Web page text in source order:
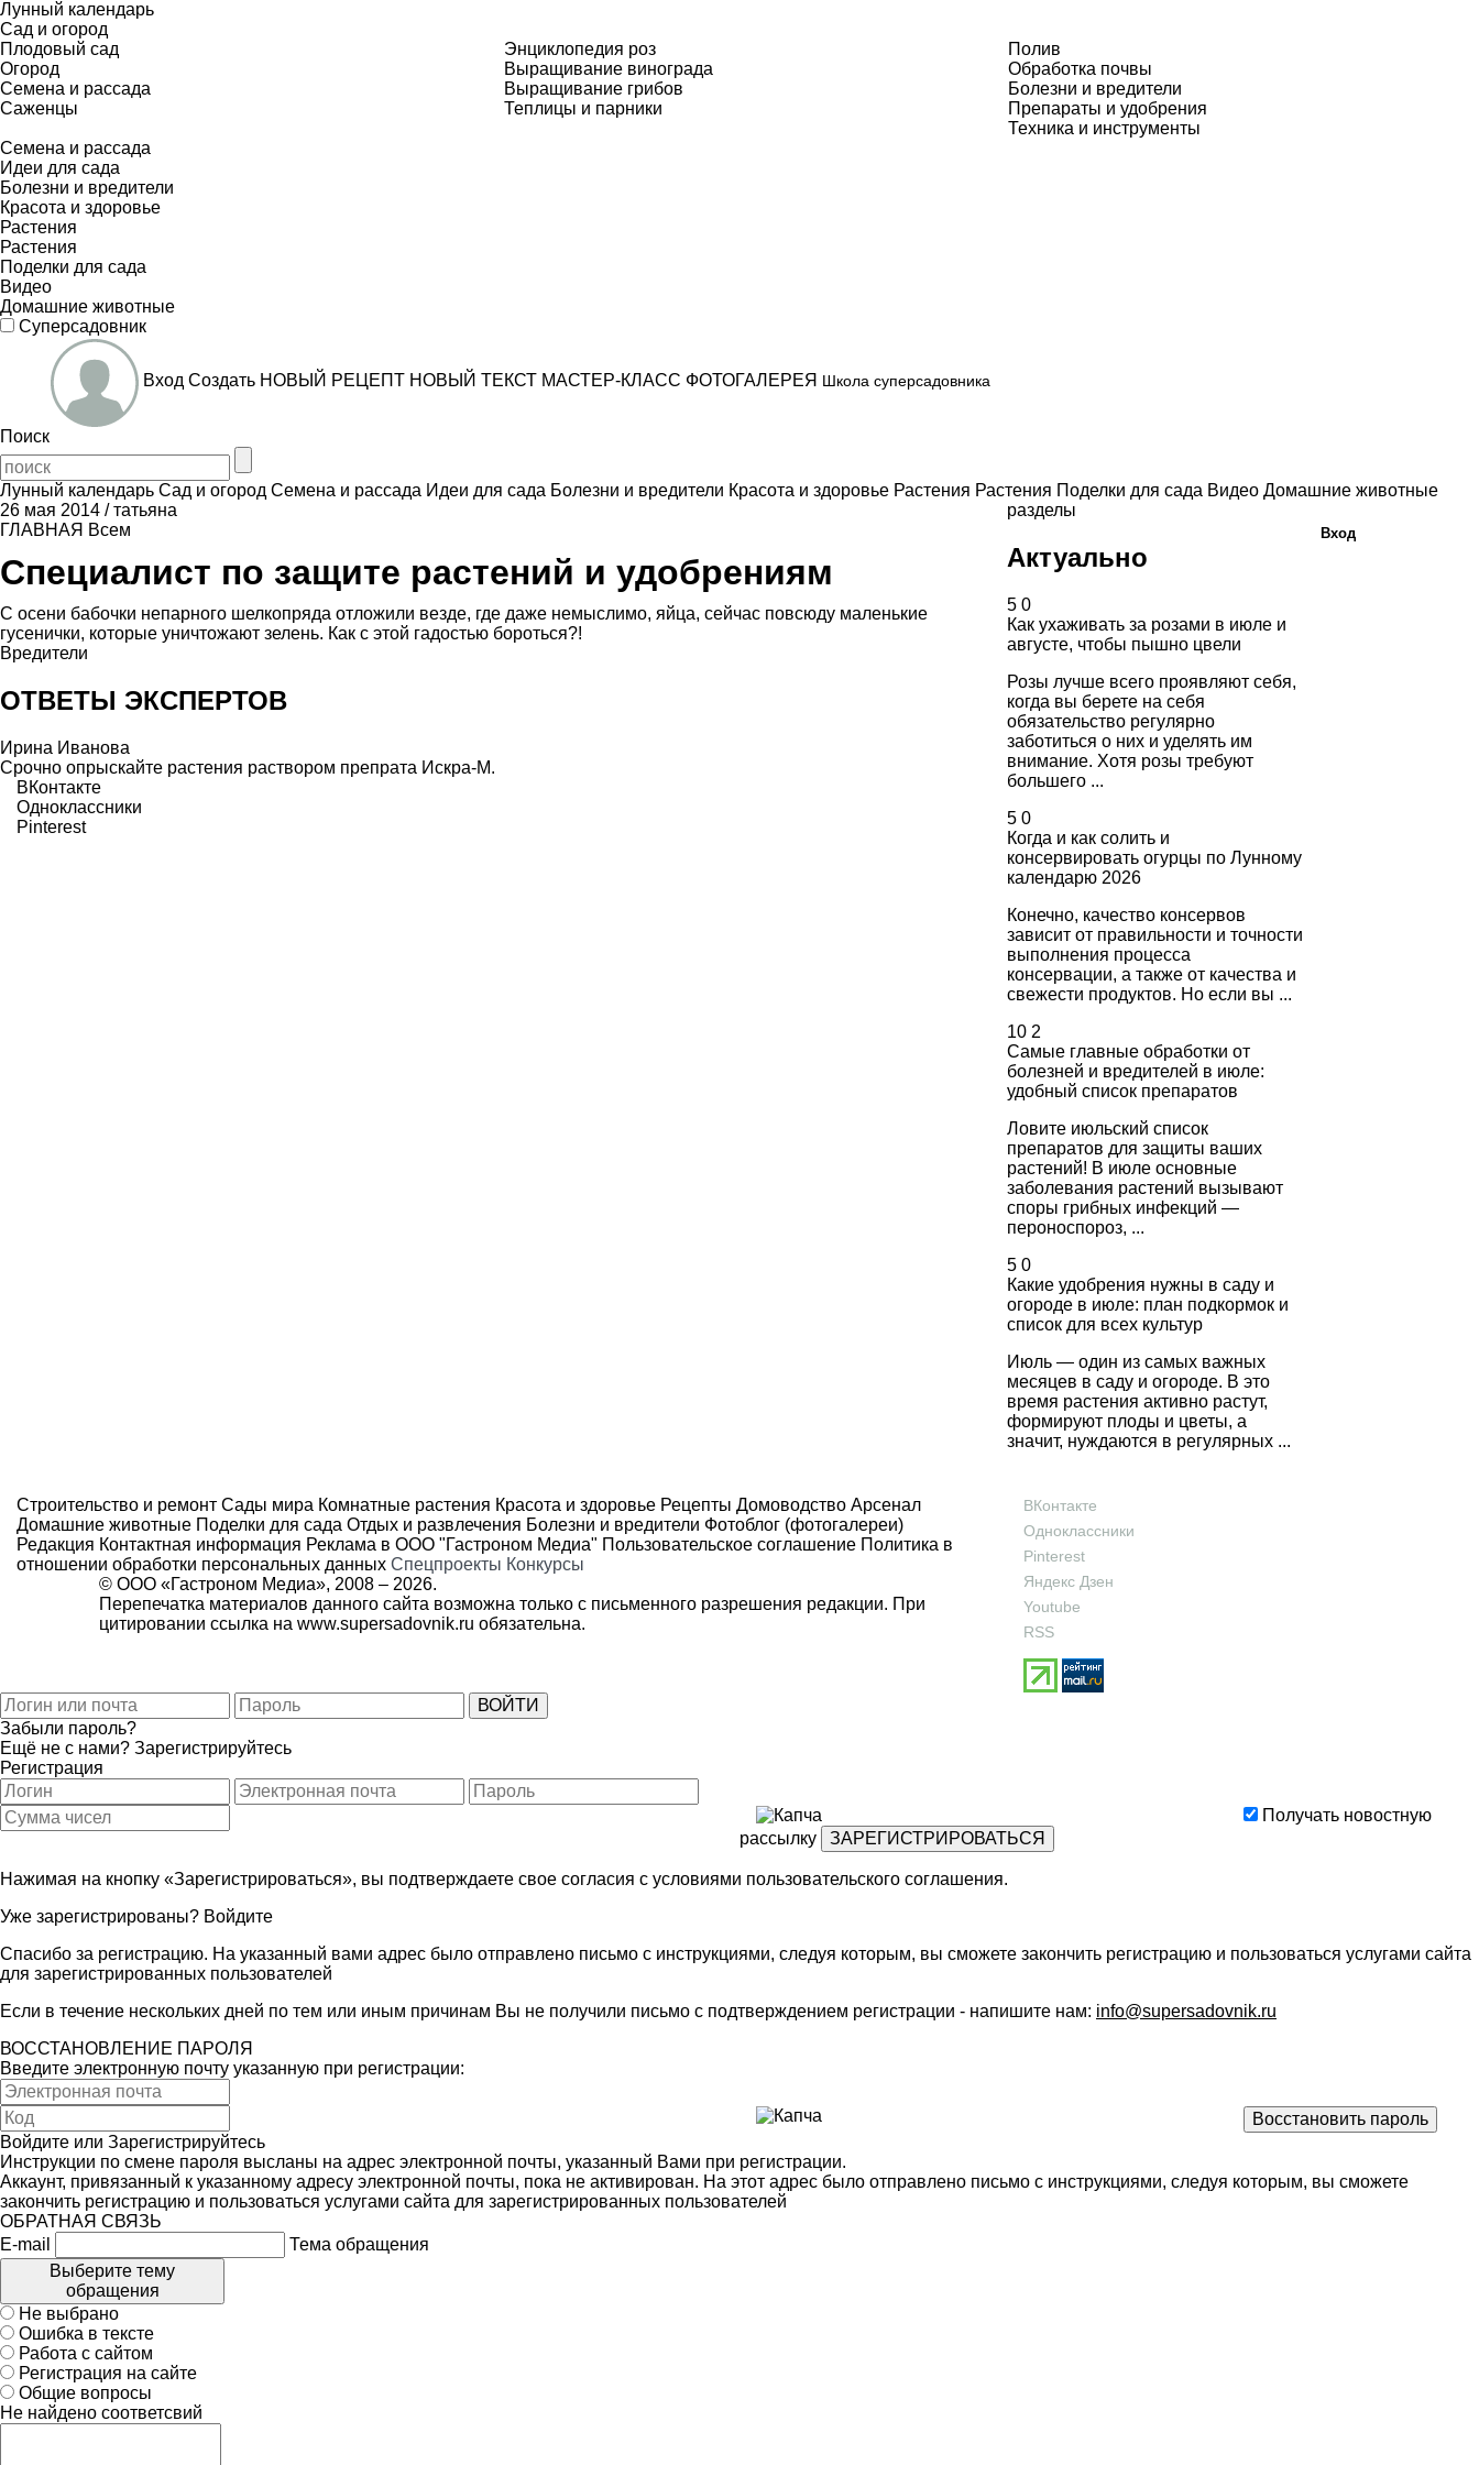
Лунный календарь
Сад и огород
Плодовый сад
Огород
Семена и рассада
Саженцы
Энциклопедия роз
Выращивание винограда
Выращивание грибов
Теплицы и парники
Полив
Обработка почвы
Болезни и вредители
Препараты и удобрения
Техника и инструменты
Семена и рассада
Идеи для сада
Болезни и вредители
Красота и здоровье
Растения
Растения
Поделки для сада
Видео
Домашние животные
Суперсадовник
Вход Создать НОВЫЙ РЕЦЕПТ НОВЫЙ ТЕКСТ МАСТЕР-КЛАСС ФОТОГАЛЕРЕЯ Школа суперсадовника
Поиск
Лунный календарь Сад и огород Семена и рассада Идеи для сада Болезни и вредители Красота и здоровье Растения Растения Поделки для сада Видео Домашние животные
26 мая 2014 /татьяна
ГЛАВНАЯ Всем
Специалист по защите растений и удобрениям
С осени бабочки непарного шелкопряда отложили везде, где даже немыслимо, яйца, сейчас повсюду маленькие
гусенички, которые уничтожают зелень. Как с этой гадостью бороться?!
Вредители
ОТВЕТЫ ЭКСПЕРТОВ
Ирина Иванова
Срочно опрыскайте растения раствором препрата Искра-М.
ВКонтакте
Одноклассники
Pinterest
разделы
Актуально
5 0
Как ухаживать за розами в июле и
августе, чтобы пышно цвели
Розы лучше всего проявляют себя,
когда вы берете на себя
обязательство регулярно
заботиться о них и уделять им
внимание. Хотя розы требуют
большего ...
5 0
Когда и как солить и
консервировать огурцы по Лунному
календарю 2026
Конечно, качество консервов
зависит от правильности и точности
выполнения процесса
консервации, а также от качества и
свежести продуктов. Но если вы ...
10 2
Самые главные обработки от
болезней и вредителей в июле:
удобный список препаратов
Ловите июльский список
препаратов для защиты ваших
растений! В июле основные
заболевания растений вызывают
споры грибных инфекций —
пероноспороз, ...
5 0
Какие удобрения нужны в саду и
огороде в июле: план подкормок и
список для всех культур
Июль — один из самых важных
месяцев в саду и огороде. В это
время растения активно растут,
формируют плоды и цветы, а
значит, нуждаются в регулярных ...
Строительство и ремонт Сады мира Комнатные растения Красота и здоровье Рецепты Домоводство Арсенал
Домашние животные Поделки для сада Отдых и развлечения Болезни и вредители Фотоблог (фотогалереи)
Редакция Контактная информация Реклама в ООО "Гастроном Медиа" Пользовательское соглашение Политика в
отношении обработки персональных данных Спецпроекты Конкурсы
© ООО «Гастроном Медиа», 2008 – 2026.
Перепечатка материалов данного сайта возможна только с письменного разрешения редакции. При
цитировании ссылка на www.supersadovnik.ru обязательна.
ВКонтакте
Одноклассники
Pinterest
Яндекс Дзен
Youtube
RSS
Вход
Забыли пароль?
Ещё не с нами? Зарегистрируйтесь
Регистрация
Получать новостную
рассылку
Нажимая на кнопку «Зарегистрироваться», вы подтверждаете свое согласия с условиями пользовательского соглашения.
Уже зарегистрированы? Войдите
Спасибо за регистрацию. На указанный вами адрес было отправлено письмо с инструкциями, следуя которым, вы сможете закончить регистрацию и пользоваться услугами сайта
для зарегистрированных пользователей
Если в течение нескольких дней по тем или иным причинам Вы не получили письмо с подтверждением регистрации - напишите нам: info@supersadovnik.ru
ВОССТАНОВЛЕНИЕ ПАРОЛЯ
Введите электронную почту указанную при регистрации:
Войдите или Зарегистрируйтесь
Инструкции по смене пароля высланы на адрес электронной почты, указанный Вами при регистрации.
Аккаунт, привязанный к указанному адресу электронной почты, пока не активирован. На этот адрес было отправлено письмо с инструкциями, следуя которым, вы сможете
закончить регистрацию и пользоваться услугами сайта для зарегистрированных пользователей
ОБРАТНАЯ СВЯЗЬ
E-mail
Тема обращения
Выберите тему
обращения
Не выбрано
Ошибка в тексте
Работа с сайтом
Регистрация на сайте
Общие вопросы
Не найдено соответсвий